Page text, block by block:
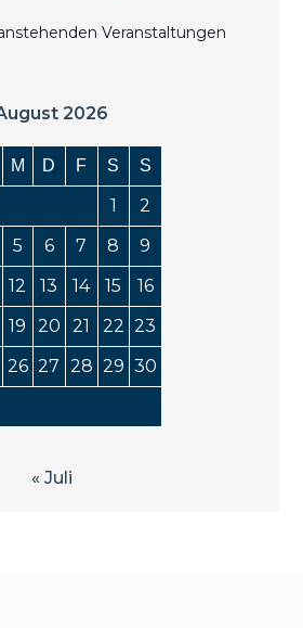
Veranstaltungen
2026
M D F S S
1
2
5 6 7 8
9
12 13 14 15
16
19 20 21 22 23
26 27 28 29 30
« Juli